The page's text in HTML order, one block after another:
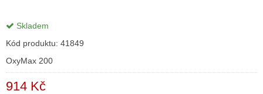
Skladem
Kód produktu: 41849
OxyMax 200
914 Kč